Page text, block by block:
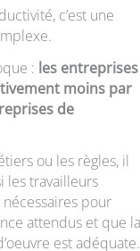
c’est une
: les entreprises
moins par
de
ou les règles, il
les travailleurs
pour
attendus et que la
est adéquate.